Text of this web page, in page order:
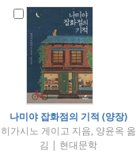
나미야 잡화점의 기적 (양장)
히가시노 게이고 지음, 양윤옥 옮
김 | 현대문학